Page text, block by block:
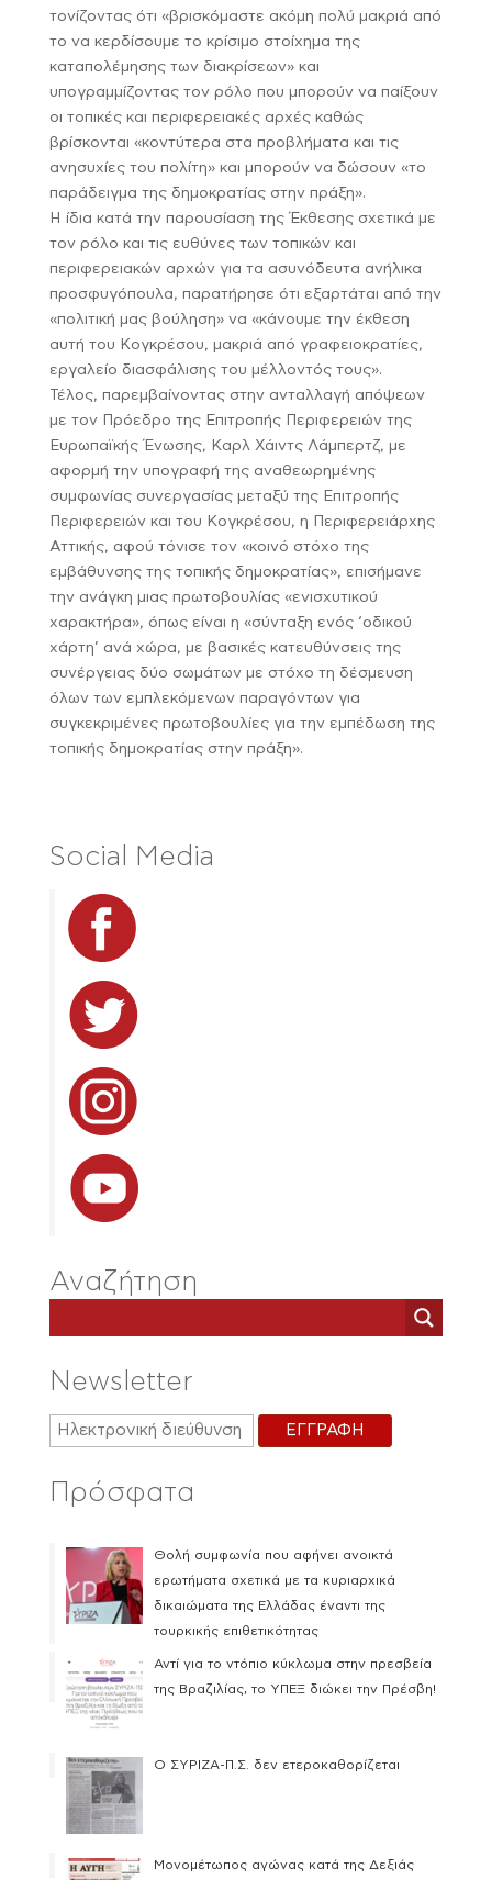
τονίζοντας ότι «βρισκόμαστε ακόμη πολύ μακριά από
το να κερδίσουμε το κρίσιμο στοίχημα της
καταπολέμησης των διακρίσεων» και
υπογραμμίζοντας τον ρόλο που μπορούν να παίξουν
οι τοπικές και περιφερειακές αρχές καθώς
βρίσκονται «κοντύτερα στα προβλήματα και τις
ανησυχίες του πολίτη» και μπορούν να δώσουν «το
παράδειγμα της δημοκρατίας στην πράξη».
Η ίδια κατά την παρουσίαση της Έκθεσης σχετικά με
τον ρόλο και τις ευθύνες των τοπικών και
περιφερειακών αρχών για τα ασυνόδευτα ανήλικα
προσφυγόπουλα, παρατήρησε ότι εξαρτάται από την
«πολιτική μας βούληση» να «κάνουμε την έκθεση
αυτή του Κογκρέσου, μακριά από γραφειοκρατίες,
εργαλείο διασφάλισης του μέλλοντός τους».
Τέλος, παρεμβαίνοντας στην ανταλλαγή απόψεων
με τον Πρόεδρο της Επιτροπής Περιφερειών της
Ευρωπαϊκής Ένωσης, Καρλ Χάιντς Λάμπερτζ, με
αφορμή την υπογραφή της αναθεωρημένης
συμφωνίας συνεργασίας μεταξύ της Επιτροπής
Περιφερειών και του Κογκρέσου, η Περιφερειάρχης
Αττικής, αφού τόνισε τον «κοινό στόχο της
εμβάθυνσης της τοπικής δημοκρατίας», επισήμανε
την ανάγκη μιας πρωτοβουλίας «ενισχυτικού
χαρακτήρα», όπως είναι η «σύνταξη ενός ‘οδικού
χάρτη’ ανά χώρα, με βασικές κατευθύνσεις της
συνέργειας δύο σωμάτων με στόχο τη δέσμευση
όλων των εμπλεκόμενων παραγόντων για
συγκεκριμένες πρωτοβουλίες για την εμπέδωση της
τοπικής δημοκρατίας στην πράξη».
Social Media
Αναζήτηση
Newsletter
Πρόσφατα
Θολή συμφωνία που αφήνει ανοικτά
ερωτήματα σχετικά με τα κυριαρχικά
δικαιώματα της Ελλάδας έναντι της
τουρκικής επιθετικότητας
Αντί για το ντόπιο κύκλωμα στην πρεσβεία
της Βραζιλίας, το ΥΠΕΞ διώκει την Πρέσβη!
Ο ΣΥΡΙΖΑ-Π.Σ. δεν ετεροκαθορίζεται
Μονομέτωπος αγώνας κατά της Δεξιάς